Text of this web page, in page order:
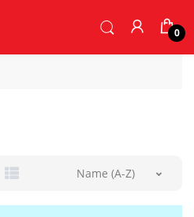
0
Name (A-Z)